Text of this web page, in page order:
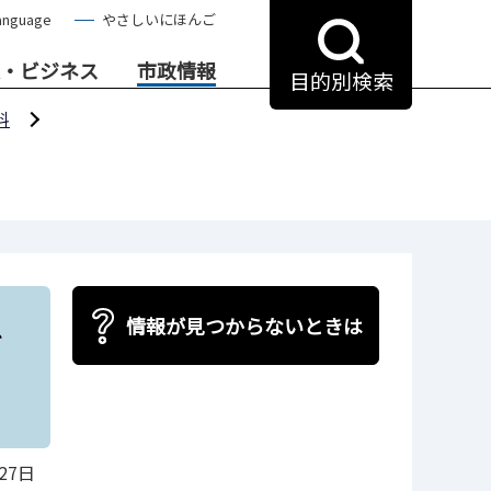
やさしいにほんご
ビジネス 市政情報 目的別検索
日
情報が見つからないときは